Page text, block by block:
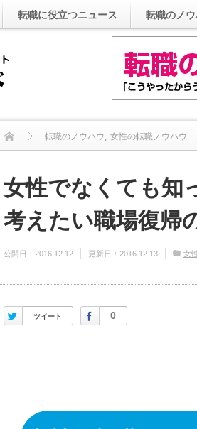
転職に役立つニュース 転職のノ
転職のノウハウ, 女性の転職ノウハウ
女性でなくても知
考えたい職場復帰
公開日： 2016.12.12 更新日： 2016.12.13 女
ツイート
Twitter 0
Facebook